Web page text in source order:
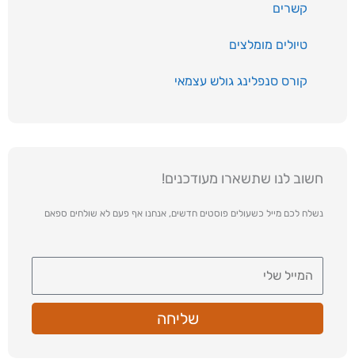
קשרים
טיולים מומלצים
קורס סנפלינג גולש עצמאי
חשוב לנו שתשארו מעודכנים!
נשלח לכם מייל כשעולים פוסטים חדשים, אנחנו אף פעם לא שולחים ספאם
שליחה